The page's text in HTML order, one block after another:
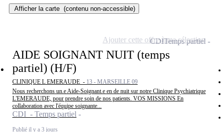
Afficher la carte (contenu non-accessible)
AIDE SOIGNANT NUIT (temps
partiel) (H/F)
CLINIQUE L EMERAUDE - 13 - MARSEILLE 09
Nous recherchons un.e Aide-Soignant.e en de nuit sur notre Clinique Psychiatrique
L'EMERAUDE, pour prendre soin de nos patients. VOS MISSIONS En
collaboration avec l'équipe soignante...
CDI - Temps partiel
Publié il y a 3 jours
CDITemps partiel
Ajouter cette offre à ma sélection